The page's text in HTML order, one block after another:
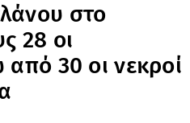
στο
28 οι
από 30 οι νεκροί